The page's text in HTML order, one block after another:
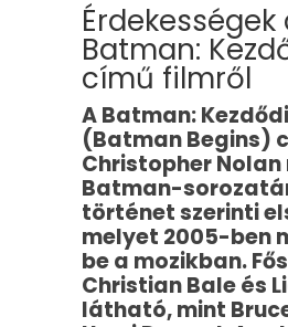
Érdekességek
Batman:
című filmről
A Batman:
(Batman Begins)
Christopher Nolan
Batman-
történet szerinti
melyet 2005-ben
be a mozikban.
Christian Bale és
látható, mint